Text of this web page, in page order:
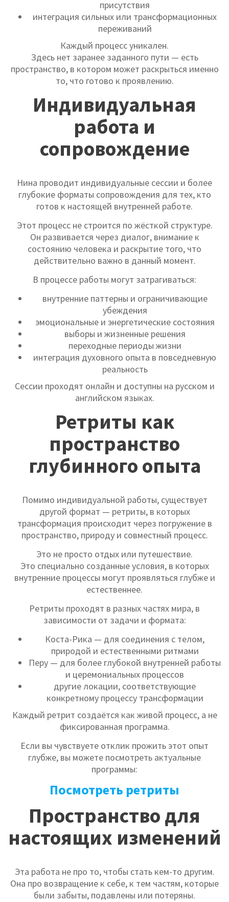
присутствия
интеграция сильных или трансформационных
переживаний
Каждый процесс уникален.
Здесь нет заранее заданного пути — есть
пространство, в котором может раскрыться именно
то, что готово к проявлению.
Индивидуальная
работа и
сопровождение
Нина проводит индивидуальные сессии и более
глубокие форматы сопровождения для тех, кто
готов к настоящей внутренней работе.
Этот процесс не строится по жёсткой структуре.
Он развивается через диалог, внимание к
состоянию человека и раскрытие того, что
действительно важно в данный момент.
В процессе работы могут затрагиваться:
внутренние паттерны и ограничивающие
убеждения
эмоциональные и энергетические состояния
выборы и жизненные решения
переходные периоды жизни
интеграция духовного опыта в повседневную
реальность
Сессии проходят онлайн и доступны на русском и
английском языках.
Ретриты как
пространство
глубинного опыта
Помимо индивидуальной работы, существует
другой формат — ретриты, в которых
трансформация происходит через погружение в
пространство, природу и совместный процесс.
Это не просто отдых или путешествие.
Это специально созданные условия, в которых
внутренние процессы могут проявляться глубже и
естественнее.
Ретриты проходят в разных частях мира, в
зависимости от задачи и формата:
Коста-Рика — для соединения с телом,
природой и естественными ритмами
Перу — для более глубокой внутренней работы
и церемониальных процессов
другие локации, соответствующие
конкретному процессу трансформации
Каждый ретрит создаётся как живой процесс, а не
фиксированная программа.
Если вы чувствуете отклик прожить этот опыт
глубже, вы можете посмотреть актуальные
программы:
Посмотреть ретриты
Пространство для
настоящих изменений
Эта работа не про то, чтобы стать кем-то другим.
Она про возвращение к себе, к тем частям, которые
были забыты, подавлены или потеряны.